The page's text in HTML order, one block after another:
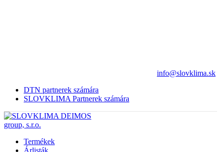
info@slovklima.sk
DTN partnerek számára
SLOVKLIMA Partnerek számára
Termékek
Árlisták